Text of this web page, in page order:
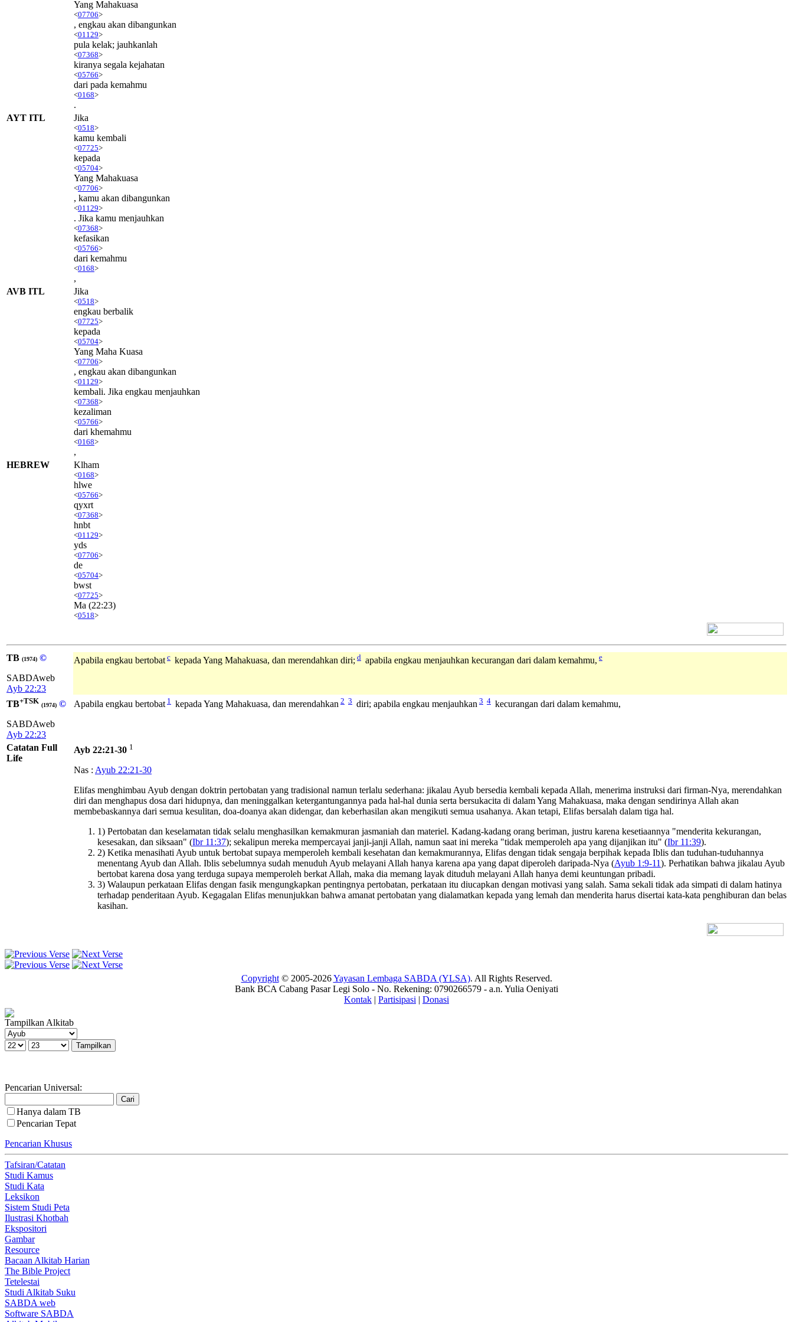
Yang Mahakuasa
<07706>
, engkau akan dibangunkan
<01129>
pula kelak; jauhkanlah
<07368>
kiranya segala kejahatan
<05766>
dari pada kemahmu
<0168>
.
AYT ITL
Jika
<0518>
kamu kembali
<07725>
kepada
<05704>
Yang Mahakuasa
<07706>
, kamu akan dibangunkan
<01129>
. Jika kamu menjauhkan
<07368>
kefasikan
<05766>
dari kemahmu
<0168>
,
AVB ITL
Jika
<0518>
engkau berbalik
<07725>
kepada
<05704>
Yang Maha Kuasa
<07706>
, engkau akan dibangunkan
<01129>
kembali. Jika engkau menjauhkan
<07368>
kezaliman
<05766>
dari khemahmu
<0168>
,
HEBREW
Klham
<0168>
hlwe
<05766>
qyxrt
<07368>
hnbt
<01129>
yds
<07706>
de
<05704>
bwst
<07725>
Ma (22:23)
<0518>
TB (1974) ©
SABDAweb
Ayb 22:23
Apabila engkau bertobat c kepada Yang Mahakuasa, dan merendahkan diri; d apabila engkau menjauhkan kecurangan dari dalam kemahmu, e
TB+TSK (1974) ©
SABDAweb
Ayb 22:23
Apabila engkau bertobat 1 kepada Yang Mahakuasa, dan merendahkan 2 3 diri; apabila engkau menjauhkan 3 4 kecurangan dari dalam kemahmu,
Catatan Full
Life
Ayb 22:21-30 1
Nas : Ayub 22:21-30
Elifas menghimbau Ayub dengan doktrin pertobatan yang tradisional namun terlalu sederhana: jikalau Ayub bersedia kembali kepada Allah, menerima instruksi dari firman-Nya, merendahkan
diri dan menghapus dosa dari hidupnya, dan meninggalkan ketergantungannya pada hal-hal dunia serta bersukacita di dalam Yang Mahakuasa, maka dengan sendirinya Allah akan
membebaskannya dari semua kesulitan, doa-doanya akan didengar, dan keberhasilan akan mengikuti semua usahanya. Akan tetapi, Elifas bersalah dalam tiga hal.
1) Pertobatan dan keselamatan tidak selalu menghasilkan kemakmuran jasmaniah dan materiel. Kadang-kadang orang beriman, justru karena kesetiaannya "menderita kekurangan,
kesesakan, dan siksaan" (Ibr 11:37); sekalipun mereka mempercayai janji-janji Allah, namun saat ini mereka "tidak memperoleh apa yang dijanjikan itu" (Ibr 11:39).
2) Ketika menasihati Ayub untuk bertobat supaya memperoleh kembali kesehatan dan kemakmurannya, Elifas dengan tidak sengaja berpihak kepada Iblis dan tuduhan-tuduhannya
menentang Ayub dan Allah. Iblis sebelumnya sudah menuduh Ayub melayani Allah hanya karena apa yang dapat diperoleh daripada-Nya (Ayub 1:9-11). Perhatikan bahwa jikalau Ayub
bertobat karena dosa yang terduga supaya memperoleh berkat Allah, maka dia memang layak dituduh melayani Allah hanya demi keuntungan pribadi.
3) Walaupun perkataan Elifas dengan fasik mengungkapkan pentingnya pertobatan, perkataan itu diucapkan dengan motivasi yang salah. Sama sekali tidak ada simpati di dalam hatinya
terhadap penderitaan Ayub. Kegagalan Elifas menunjukkan bahwa amanat pertobatan yang dialamatkan kepada yang lemah dan menderita harus disertai kata-kata penghiburan dan belas
kasihan.
Copyright© 2005-2026Yayasan Lembaga SABDA (YLSA). All Rights Reserved.
Bank BCA Cabang Pasar Legi Solo - No. Rekening: 0790266579 - a.n. Yulia Oeniyati
Kontak | Partisipasi | Donasi
Tampilkan Alkitab
Pencarian Universal:
Hanya dalam TB
Pencarian Tepat
Pencarian Khusus
Tafsiran/Catatan
Studi Kamus
Studi Kata
Leksikon
Sistem Studi Peta
Ilustrasi Khotbah
Ekspositori
Gambar
Resource
Bacaan Alkitab Harian
The Bible Project
Tetelestai
Studi Alkitab Suku
SABDA web
Software SABDA